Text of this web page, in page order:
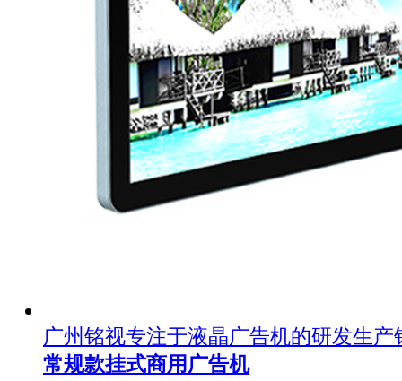
广州铭视专注于液晶广告机的研发生
常规款挂式商用广告机